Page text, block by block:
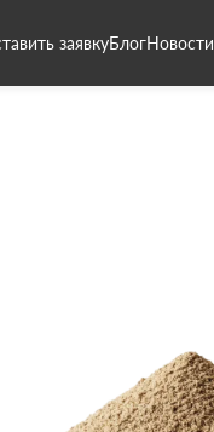
заявкуБлогНовости